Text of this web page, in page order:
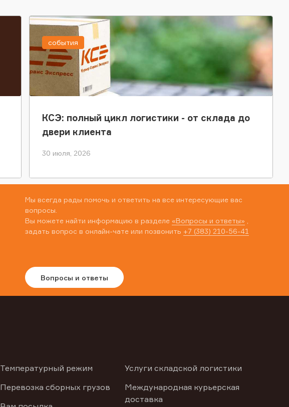
КСЭ: полный цикл логистики - от склада до
двери клиента
30 июля, 2026
события
Мы всегда рады помочь и ответить на все интересующие вас
вопросы.
Вы можете найти информацию в разделе «Вопросы и ответы»
задать вопрос в онлайн-чате или позвонить +7 (383) 210-56-41
Вопросы и ответы
Температурный режим
Перевозка сборных грузов
Услуги складской логистики
Международная курьерская
доставка